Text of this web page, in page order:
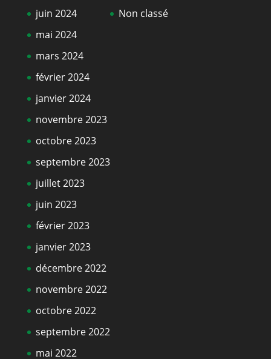
juin 2024
mai 2024
mars 2024
février 2024
janvier 2024
novembre 2023
octobre 2023
septembre 2023
juillet 2023
juin 2023
février 2023
janvier 2023
décembre 2022
novembre 2022
octobre 2022
septembre 2022
mai 2022
Non classé